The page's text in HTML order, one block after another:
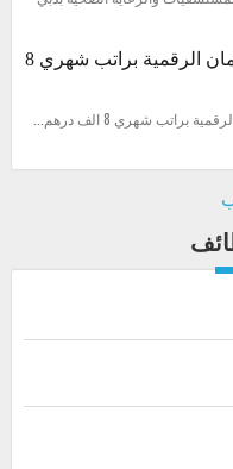
وظيفة في دائرة عجمان الرقمية براتب شهري 8
شهري 8 الف درهم...